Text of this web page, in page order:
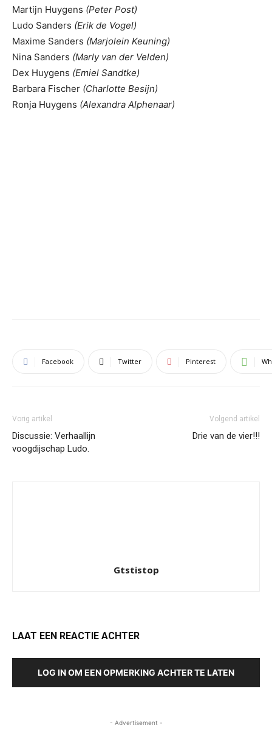
Martijn Huygens (Peter Post)
Ludo Sanders (Erik de Vogel)
Maxime Sanders (Marjolein Keuning)
Nina Sanders (Marly van der Velden)
Dex Huygens (Emiel Sandtke)
Barbara Fischer (Charlotte Besijn)
Ronja Huygens (Alexandra Alphenaar)
Facebook Twitter Pinterest
Vorig artikel
Discussie: Verhaallijn
voogdijschap Ludo.
Volgend artikel
Drie van de vier!!!
Gtstistop
LAAT EEN REACTIE ACHTER
LOG IN OM EEN OPMERKING ACHTER TE LATEN
- Advertisement -